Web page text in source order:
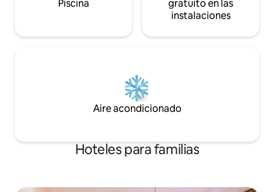
Piscina
gratuito en las
instalaciones
Aire acondicionado
Hoteles para familias